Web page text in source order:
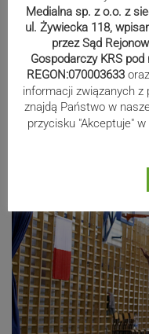
Medialna sp. z o.o. z
ul. Żywiecka 118,
przez Sąd
Gospodarczy KRS
REGON:070003633
informacji związanych
znajdą Państwo w
przycisku "Akceptuje"